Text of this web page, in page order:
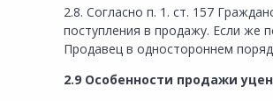
2.8. Согласно п. 1. ст. 157
поступления в продажу. Если же
Продавец в одностороннем
2.9 Особенности продажи